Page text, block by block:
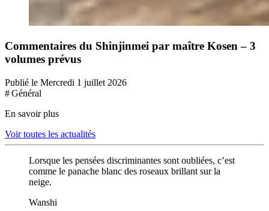
Commentaires du Shinjinmei par maître Kosen – 3
volumes prévus
Publié le Mercredi 1 juillet 2026
# Général
En savoir plus
Voir toutes les actualités
Lorsque les pensées discriminantes sont oubliées, c’est
comme le panache blanc des roseaux brillant sur la
neige.
Wanshi